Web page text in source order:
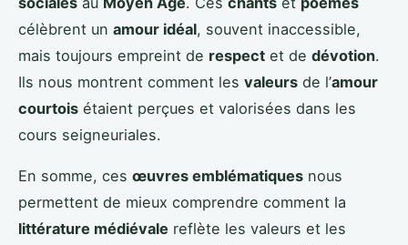
célèbrent un amour idéal, souvent inaccessible,
mais toujours empreint de respect et de dévotion.
Ils nous montrent comment les valeurs de l’amour
courtois étaient perçues et valorisées dans les
cours seigneuriales.
En somme, ces œuvres emblématiques nous
permettent de mieux comprendre comment la
littérature médiévale reflète les valeurs et les